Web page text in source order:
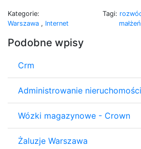
Kategorie:
Warszawa , Internet
Tagi:
Podobne wpisy
Crm
Administrowanie
Wózki magazynowe - Crown
Żaluzje Warszawa